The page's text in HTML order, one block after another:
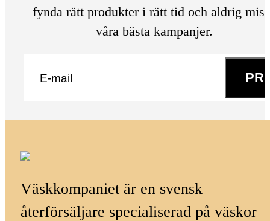
fynda rätt produkter i rätt tid och aldrig
våra bästa kampanjer.
Väskkompaniet är en svensk
återförsäljare specialiserad på väskor